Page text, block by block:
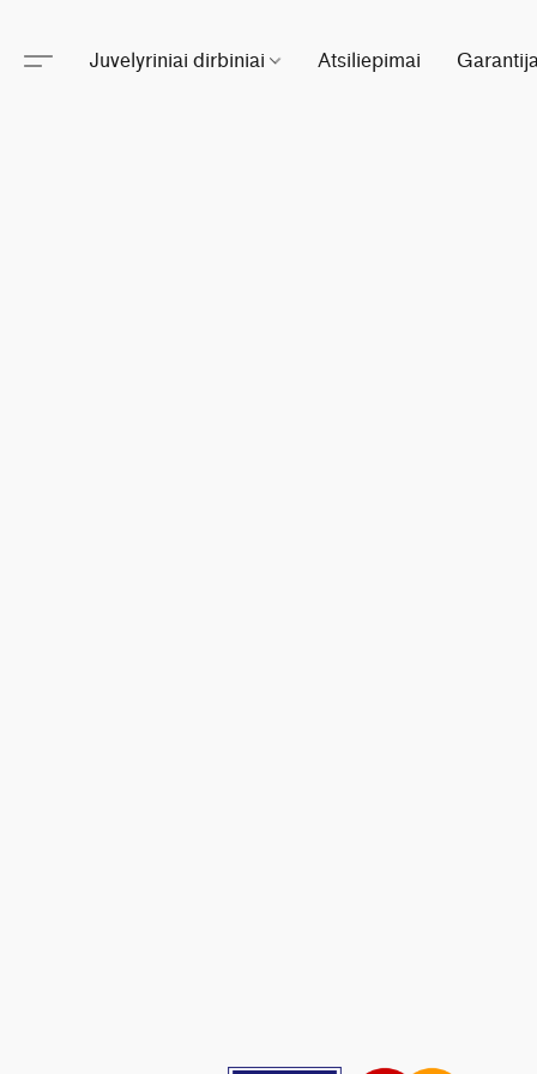
Juvelyriniai dirbiniai Atsiliepimai